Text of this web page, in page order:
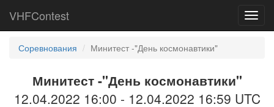
VHFContest
Соревнования Минитест -"День космонавтики"
Минитест -"День космонавтики"
12.04.2022 16:00 - 12.04.2022 16:59 UTC